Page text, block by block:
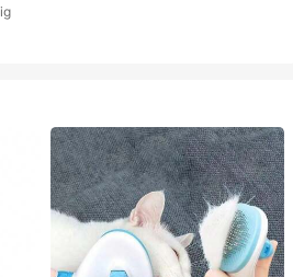
Schnelle Fellentfernung,
Zuhause